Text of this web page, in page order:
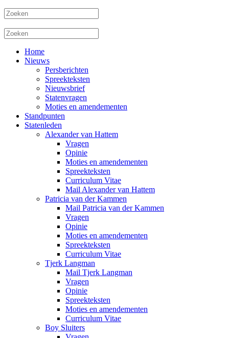
Home
Nieuws
Persberichten
Spreekteksten
Nieuwsbrief
Statenvragen
Moties en amendementen
Standpunten
Statenleden
Alexander van Hattem
Vragen
Opinie
Moties en amendementen
Spreekteksten
Curriculum Vitae
Mail Alexander van Hattem
Patricia van der Kammen
Mail Patricia van der Kammen
Vragen
Opinie
Moties en amendementen
Spreekteksten
Curriculum Vitae
Tjerk Langman
Mail Tjerk Langman
Vragen
Opinie
Spreekteksten
Moties en amendementen
Curriculum Vitae
Boy Sluiters